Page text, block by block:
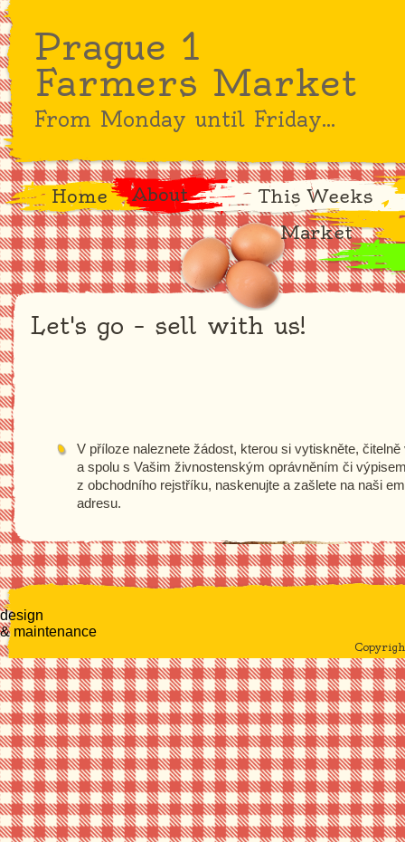
Prague 1
Farmers Market
From Monday until Friday...
Home About
This Weeks
Market
Let's go – sell with us!
V příloze naleznete žádost, kterou si vytiskněte, čitelně
a spolu s Vašim živnostenským oprávněním či
z obchodního rejstříku, naskenujte a zašlete na naši
adresu.
design
& maintenance